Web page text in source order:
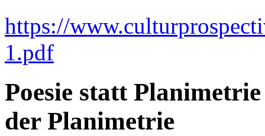
https://
1.pdf
Poesie statt
der Planimetrie